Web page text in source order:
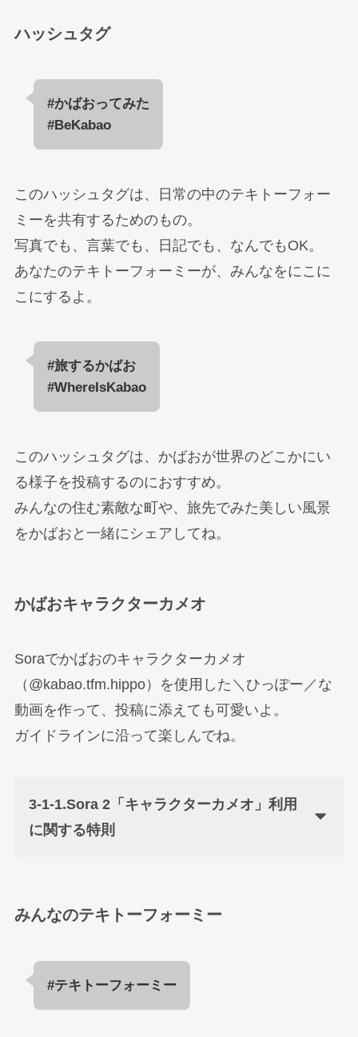
ハッシュタグ
#かばおってみた
#BeKabao
このハッシュタグは、日常の中のテキトーフォー
ミーを共有するためのもの。
写真でも、言葉でも、日記でも、なんでもOK。
あなたのテキトーフォーミーが、みんなをにこに
こにするよ。
#旅するかばお
#WhereIsKabao
このハッシュタグは、かばおが世界のどこかにい
る様子を投稿するのにおすすめ。
みんなの住む素敵な町や、旅先でみた美しい風景
をかばおと一緒にシェアしてね。
かばおキャラクターカメオ
Soraでかばおのキャラクターカメオ
（@kabao.tfm.hippo）を使用した＼ひっぽー／な
動画を作って、投稿に添えても可愛いよ。
ガイドラインに沿って楽しんでね。
3-1-1.Sora 2「キャラクターカメオ」利用
に関する特則
みんなのテキトーフォーミー
#テキトーフォーミー